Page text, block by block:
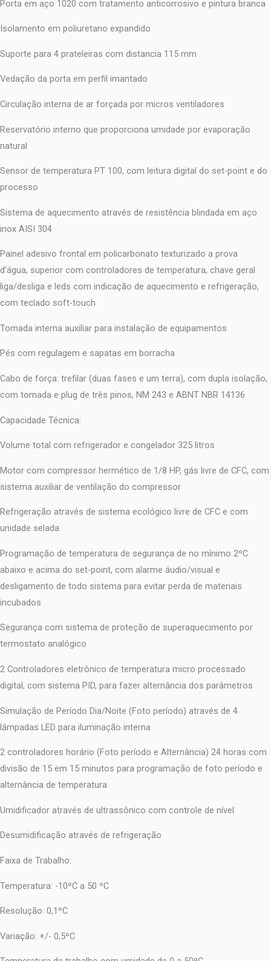
Porta em aço 1020 com tratamento anticorrosivo e pintura branca
Isolamento em poliuretano expandido
Suporte para 4 prateleiras com distancia 115 mm
Vedação da porta em perfil imantado
Circulação interna de ar forçada por micros ventiladores
Reservatório interno que proporciona umidade por evaporação
natural
Sensor de temperatura PT 100, com leitura digital do set-point e do
processo
Sistema de aquecimento através de resistência blindada em aço
inox AISI 304
Painel adesivo frontal em policarbonato texturizado a prova
d’água, superior com controladores de temperatura, chave geral
liga/desliga e leds com indicação de aquecimento e refrigeração,
com teclado soft-touch
Tomada interna auxiliar para instalação de equipamentos
Pés com regulagem e sapatas em borracha
Cabo de força: trefilar (duas fases e um terra), com dupla isolação,
com tomada e plug de três pinos, NM 243 e ABNT NBR 14136
Capacidade Técnica:
Volume total com refrigerador e congelador 325 litros
Motor com compressor hermético de 1/8 HP, gás livre de CFC, com
sistema auxiliar de ventilação do compressor
Refrigeração através de sistema ecológico livre de CFC e com
unidade selada
Programação de temperatura de segurança de no mínimo 2ºC
abaixo e acima do set-point, com alarme áudio/visual e
desligamento de todo sistema para evitar perda de materiais
incubados
Segurança com sistema de proteção de superaquecimento por
termostato analógico
2 Controladores eletrônico de temperatura micro processado
digital, com sistema PID, para fazer alternância dos parâmetros
Simulação de Período Dia/Noite (Foto período) através de 4
lâmpadas LED para iluminação interna
2 controladores horário (Foto período e Alternância) 24 horas com
divisão de 15 em 15 minutos para programação de foto período e
alternância de temperatura
Umidificador através de ultrassônico com controle de nível
Desumidificação através de refrigeração
Faixa de Trabalho:
Temperatura: -10ºC a 50 ºC
Resolução: 0,1ºC
Variação: +/- 0,5ºC